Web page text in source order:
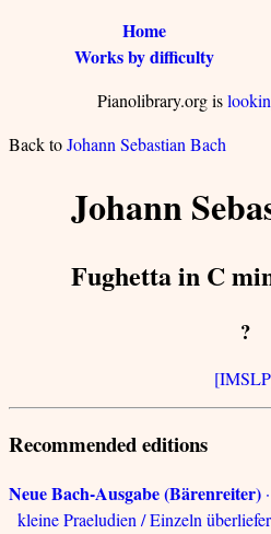
Home
Works by difficulty
Pianolibrary.org is
Back toJohann Sebastian Bach
Johann
Fughetta in C
?
Recommended editions
Neue Bach-Ausgabe (Bärenreiter)
kleine Praeludien / Einzeln